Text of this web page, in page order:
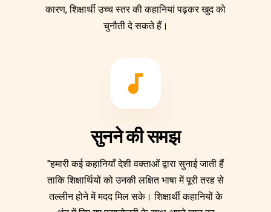
कारण, शिक्षार्थी उच्च स्तर की कहानियां पढ़कर खुद को
चुनौती दे सकते हैं।
सुनने की समझ
"हमारी कई कहानियाँ देशी वक्ताओं द्वारा सुनाई जाती हैं
ताकि शिक्षार्थियों को उनकी लक्षित भाषा में पूरी तरह से
तल्लीन होने में मदद मिल सके। शिक्षार्थी कहानियों के